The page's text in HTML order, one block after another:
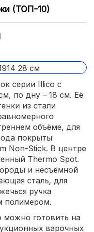
(ТОП-10)
серии Illico с
по дну – 18 см. Её
из стали
объёме, для
покрыты
Non-Stick. В центре
Thermo Spot.
и несъёмной
сталь, для
ручка
полимером.
можно готовить на
варочных